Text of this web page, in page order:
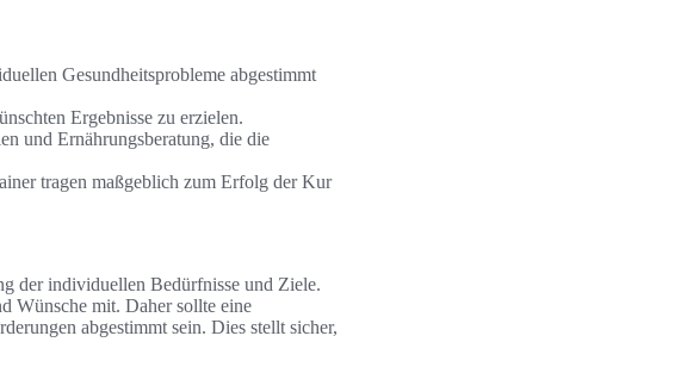
Gesundheitsprobleme abgestimmt
Ergebnisse zu erzielen.
und Ernährungsberatung, die die
tragen maßgeblich zum Erfolg der Kur
der individuellen Bedürfnisse und Ziele.
Wünsche mit. Daher sollte eine
abgestimmt sein. Dies stellt sicher,